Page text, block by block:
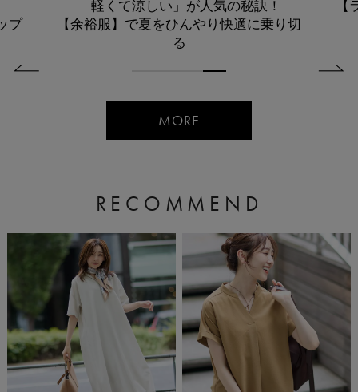
プ
「軽くて涼しい」が人気の秘訣！
【余裕服】で夏をひんやり快適に乗り切
る
MORE
RECOMMEND